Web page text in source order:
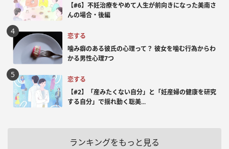
【#6】不妊治療をやめて人生が前向きになった美南さ
んの場合・後編
恋する
噛み癖のある彼氏の心理って？ 彼女を噛む行為からわ
かる男性心理7つ
恋する
【#2】「産みたくない自分」と「妊産婦の健康を研究
する自分」で揺れ動く聡美...
ランキングをもっと見る